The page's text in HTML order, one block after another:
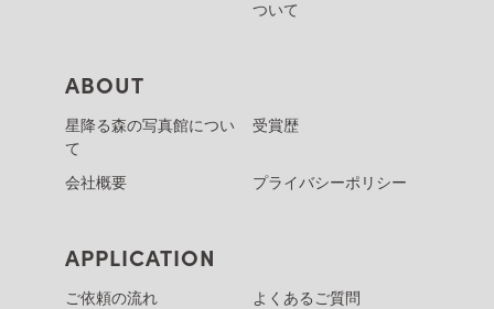
ついて
ABOUT
星降る森の写真館につい
て
受賞歴
会社概要 プライバシーポリシー
APPLICATION
ご依頼の流れ
よくあるご質問